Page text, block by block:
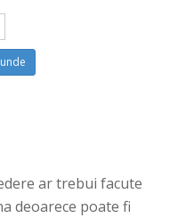
ar trebui facute
deoarece poate fi